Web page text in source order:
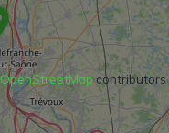
OpenStreetMapcontributors